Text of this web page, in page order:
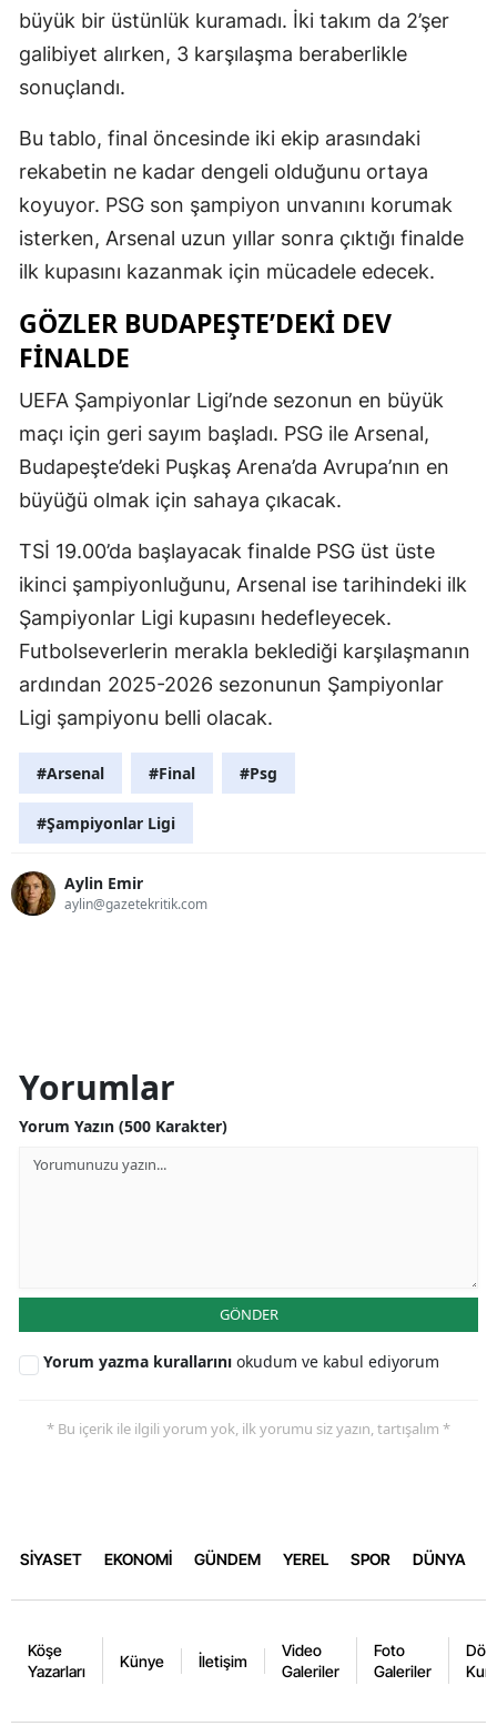
büyük bir üstünlük kuramadı. İki takım da 2’şer
galibiyet alırken, 3 karşılaşma beraberlikle
sonuçlandı.
Bu tablo, final öncesinde iki ekip arasındaki
rekabetin ne kadar dengeli olduğunu ortaya
koyuyor. PSG son şampiyon unvanını korumak
isterken, Arsenal uzun yıllar sonra çıktığı finalde
ilk kupasını kazanmak için mücadele edecek.
GÖZLER BUDAPEŞTE’DEKI DEV
FINALDE
UEFA Şampiyonlar Ligi’nde sezonun en büyük
maçı için geri sayım başladı. PSG ile Arsenal,
Budapeşte’deki Puşkaş Arena’da Avrupa’nın en
büyüğü olmak için sahaya çıkacak.
TSİ 19.00’da başlayacak finalde PSG üst üste
ikinci şampiyonluğunu, Arsenal ise tarihindeki ilk
Şampiyonlar Ligi kupasını hedefleyecek.
Futbolseverlerin merakla beklediği karşılaşmanın
ardından 2025-2026 sezonunun Şampiyonlar
Ligi şampiyonu belli olacak.
#Arsenal #Final #Psg
#Şampiyonlar Ligi
Aylin Emir
aylin@gazetekritik.com
Yorumlar
Yorum Yazın (500 Karakter)
GÖNDER
Yorum yazma kurallarını okudum ve kabul ediyorum
* Bu içerik ile ilgili yorum yok, ilk yorumu siz yazın, tartışalım *
SİYASET EKONOMİ GÜNDEM YEREL SPOR DÜNYA
Köşe
Yazarları
Künye İletişim
Video
Galeriler
Foto
Galeriler